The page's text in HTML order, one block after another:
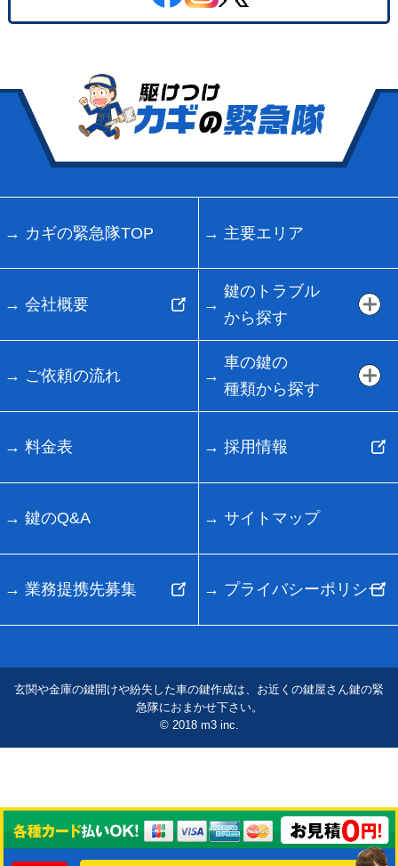
カギの緊急隊TOP 主要エリア
会社概要
鍵のトラブル
から探す
ご依頼の流れ
車の鍵の
種類から探す
料金表 採用情報
鍵のQ&A サイトマップ
業務提携先募集 プライバシーポリシー
玄関や金庫の鍵開けや紛失した車の鍵作成は、お近くの鍵屋さん鍵の緊
急隊におまかせ下さい。
© 2018 m3 inc.